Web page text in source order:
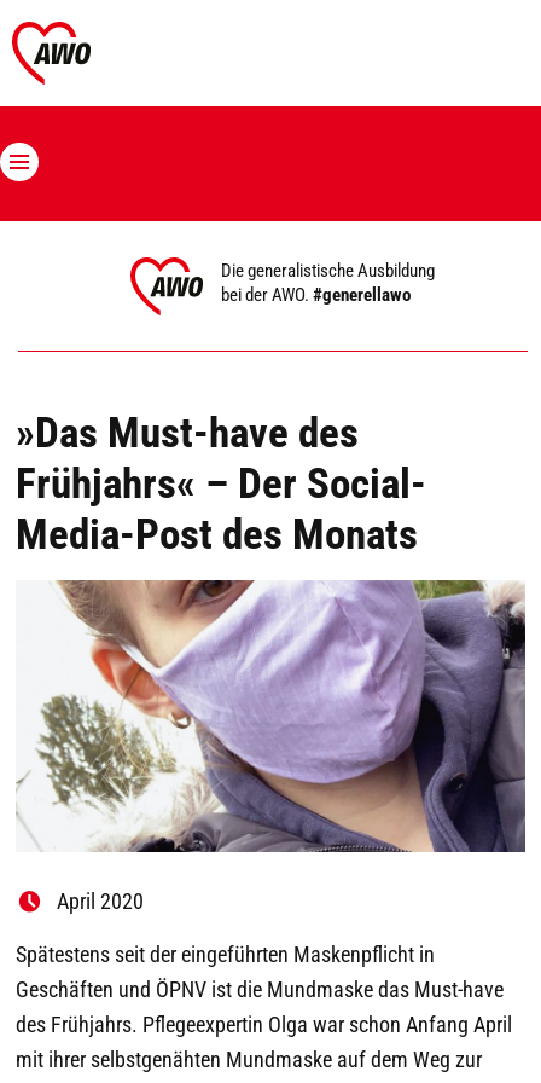
Die generalistische Ausbildung
bei der AWO.#generellawo
»Das Must-have des
Frühjahrs« – Der Social-
Media-Post des Monats
April 2020
Spätestens seit der eingeführten Maskenpflicht in
Geschäften und ÖPNV ist die Mundmaske das Must-have
des Frühjahrs. Pflegeexpertin Olga war schon Anfang April
mit ihrer selbstgenähten Mundmaske auf dem Weg zur